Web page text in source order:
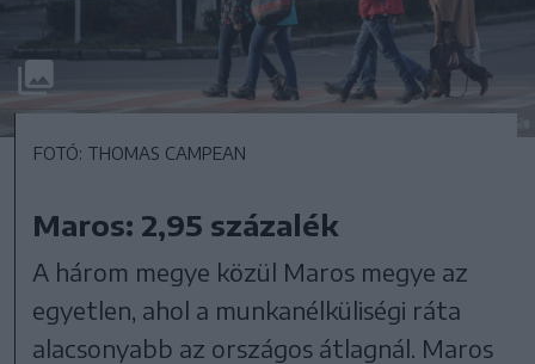
FOTÓ: THOMAS CAMPEAN
Maros: 2,95 százalék
A három megye közül Maros megye az
egyetlen, ahol a munkanélküliségi ráta
alacsonyabb az országos átlagnál. Maros